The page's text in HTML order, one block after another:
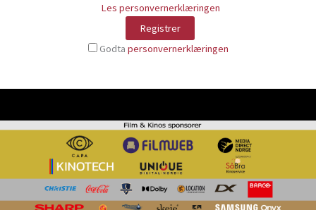
Les personvernerklæringen
Godta personvernerklæringen